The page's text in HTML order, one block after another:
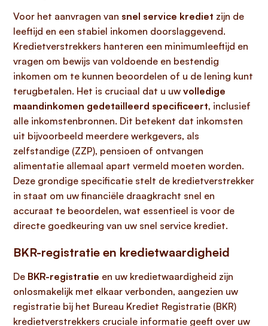
Voor het aanvragen van snel service krediet zijn de
leeftijd en een stabiel inkomen doorslaggevend.
Kredietverstrekkers hanteren een minimumleeftijd en
vragen om bewijs van voldoende en bestendig
inkomen om te kunnen beoordelen of u de lening kunt
terugbetalen. Het is cruciaal dat u uw volledige
maandinkomen gedetailleerd specificeert, inclusief
alle inkomstenbronnen. Dit betekent dat inkomsten
uit bijvoorbeeld meerdere werkgevers, als
zelfstandige (ZZP), pensioen of ontvangen
alimentatie allemaal apart vermeld moeten worden.
Deze grondige specificatie stelt de kredietverstrekker
in staat om uw financiële draagkracht snel en
accuraat te beoordelen, wat essentieel is voor de
directe goedkeuring van uw snel service krediet.
BKR-registratie en kredietwaardigheid
De BKR-registratie en uw kredietwaardigheid zijn
onlosmakelijk met elkaar verbonden, aangezien uw
registratie bij het Bureau Krediet Registratie (BKR)
kredietverstrekkers cruciale informatie geeft over uw